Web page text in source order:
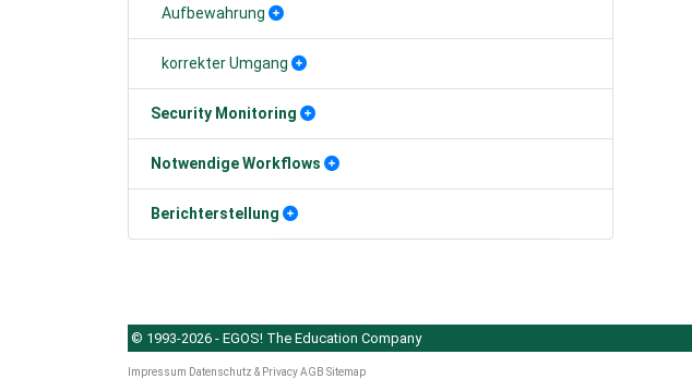
Aufbewahrung
korrekter Umgang
Security Monitoring
Notwendige Workflows
Berichterstellung
© 1993-2026 - EGOS! The Education Company
Impressum Datenschutz & PrivacyAGB Sitemap